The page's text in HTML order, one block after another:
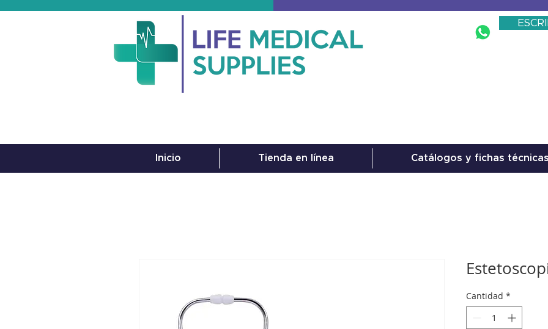
Inicio Tienda en línea Catálogos y fichas técnicas
Cantidad *